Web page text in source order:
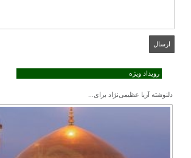
رویداد ویژه
دلنوشته آریا عظیمی‌نژاد برای...